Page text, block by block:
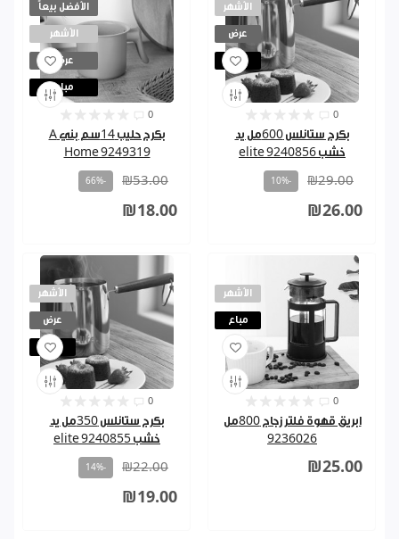
الأفضل بيعاً
الأشهر
عرض
مباع
0
بكرج حليب 14سم بني A
Home 9249319
₪53.00
-66%
₪18.00
الأشهر
عرض
مباع
0
بكرج ستانلس 600مل يد
خشب 9240856 elite
₪29.00
-10%
₪26.00
الأشهر
عرض
مباع
0
بكرج ستانلس 350مل يد
خشب 9240855 elite
₪22.00
-14%
₪19.00
الأشهر
مباع
0
ابريق قهوة فلتر زجاج 800مل
9236026
₪25.00